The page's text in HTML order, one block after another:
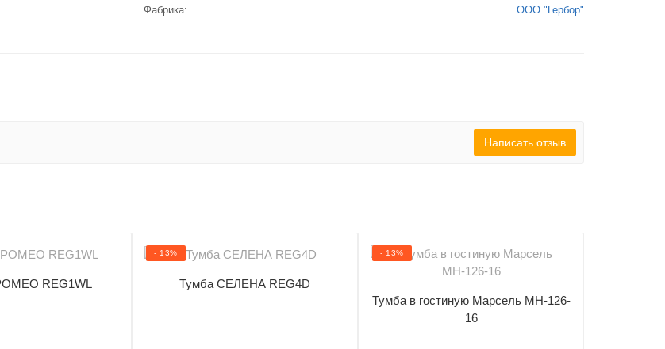
Фабрика:
ООО "Гербор"
Написать отзыв
REG1WL
- 13%
Тумба СЕЛЕНА REG4D
- 13%
Тумба в гостиную Марсель МН-126-
16